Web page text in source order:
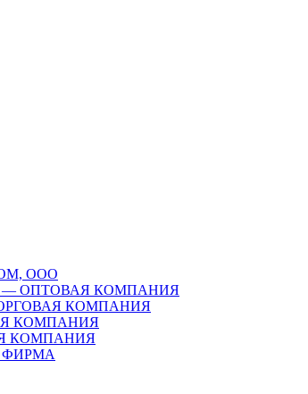
ООО
— ОПТОВАЯ КОМПАНИЯ
КОМПАНИЯ
КОМПАНИЯ
КОМПАНИЯ
ФИРМА